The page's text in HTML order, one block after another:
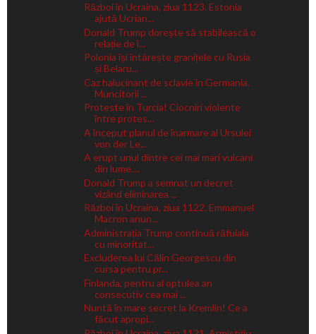
Război în Ucraina, ziua 1123. Estonia
ajută Ucrian...
Donald Trump dorește să stabilească o
relație de î...
Polonia își întărește granițele cu Rusia
și Belaru...
Caz halucinant de sclavie în Germania.
Muncitorii ...
Proteste în Turcia! Ciocniri violente
între protes...
A început planul de înarmare al Ursulei
von der Le...
A erupt unul dintre cei mai mari vulcani
din lume....
Donald Trump a semnat un decret
vizând eliminarea ...
Război în Ucraina, ziua 1122. Emmanuel
Macron anun...
Administrația Trump continuă răfuiala
cu minoritat...
Excluderea lui Călin Georgescu din
cursa pentru pr...
Finlanda, pentru al optulea an
consecutiv cea mai ...
Nuntă în mare secret la Kremlin! Ce a
făcut apropi...